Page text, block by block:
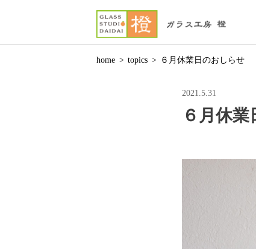
home > topics > ６月休業日のおしらせ
2021.5.31
６月休